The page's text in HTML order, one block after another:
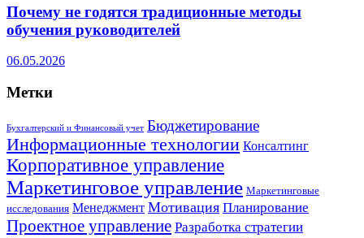
Почему не годятся традиционные методы
обучения руководителей
06.05.2026
Метки
Бухгалтерский и Финансовый учет Бюджетирование
Информационные технологии Консалтинг
Корпоративное управление
Маркетинговое управление Маркетинговые
исследования Менеджмент Мотивация Планирование
Проектное управление Разработка стратегии